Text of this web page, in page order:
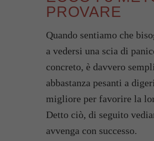
PROVARE
Quando sentiamo che
a vedersi una scia di
concreto, è davvero
abbastanza pesanti a
migliore per favorire la
Detto ciò, di seguito
avvenga con successo.